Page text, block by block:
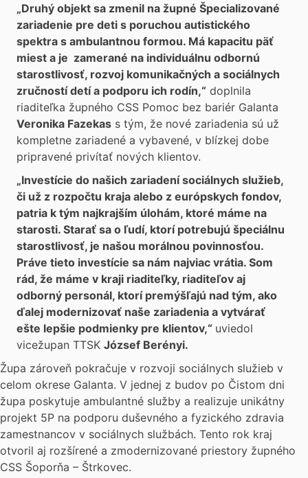
„Druhý objekt sa zmenil na župné Špecializované
zariadenie pre deti s poruchou autistického
spektra s ambulantnou formou. Má kapacitu päť
miest a je zamerané na individuálnu odbornú
starostlivosť, rozvoj komunikačných a sociálnych
zručností detí a podporu ich rodín,“ doplnila
riaditeľka župného CSS Pomoc bez bariér Galanta
Veronika Fazekas s tým, že nové zariadenia sú už
kompletne zariadené a vybavené, v blízkej dobe
pripravené privítať nových klientov.
„Investície do našich zariadení sociálnych služieb,
či už z rozpočtu kraja alebo z európskych fondov,
patria k tým najkrajším úlohám, ktoré máme na
starosti. Starať sa o ľudí, ktorí potrebujú špeciálnu
starostlivosť, je našou morálnou povinnosťou.
Práve tieto investície sa nám najviac vrátia. Som
rád, že máme v kraji riaditeľky, riaditeľov aj
odborný personál, ktorí premýšľajú nad tým, ako
ďalej modernizovať naše zariadenia a vytvárať
ešte lepšie podmienky pre klientov,“ uviedol
vicežupan TTSK József Berényi.
Župa zároveň pokračuje v rozvoji sociálnych služieb v
celom okrese Galanta. V jednej z budov po Čistom dni
župa poskytuje ambulantné služby a realizuje unikátny
projekt 5P na podporu duševného a fyzického zdravia
zamestnancov v sociálnych službách. Tento rok kraj
otvoril aj rozšírené a zmodernizované priestory župného
CSS Šoporňa – Štrkovec.